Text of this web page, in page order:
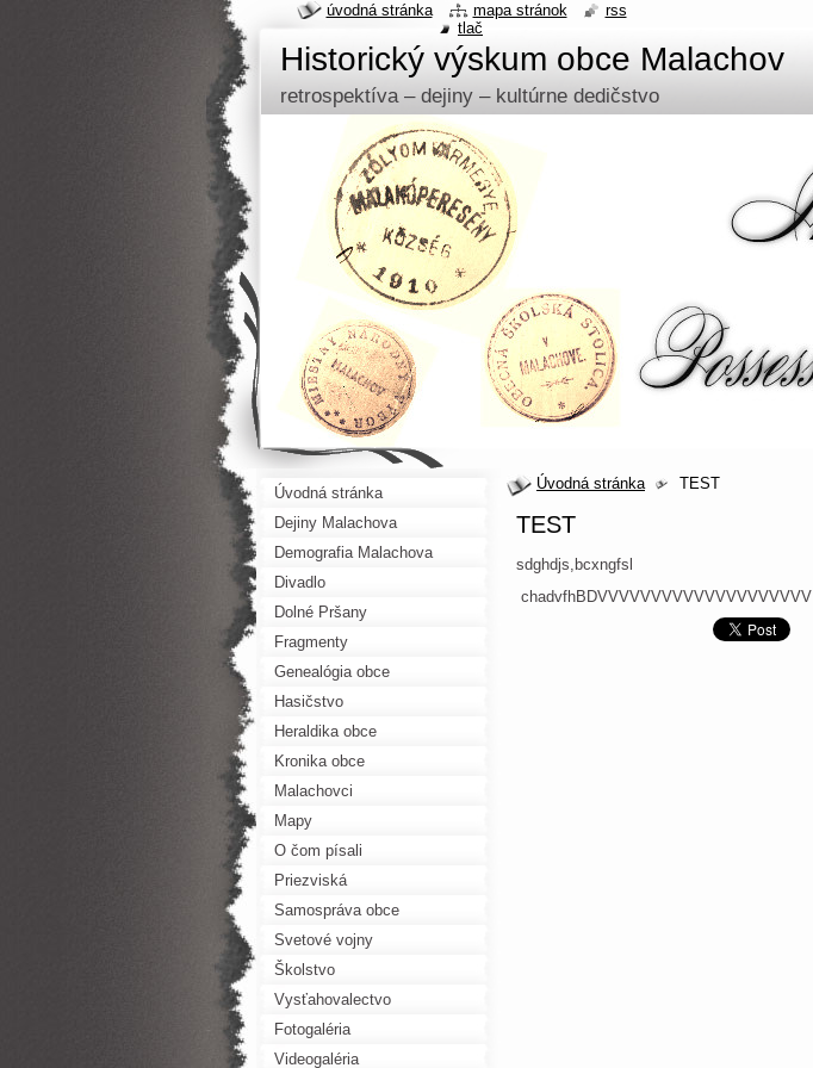
Historický výskum obce Malachov
retrospektíva – dejiny – kultúrne dedičstvo
Úvodná stránka TEST
TEST
sdghdjs,bcxngfsl
chadvfhBDVVVVVVVVVVVVVVVVVVVV
Úvodná stránka
Dejiny Malachova
Demografia Malachova
Divadlo
Dolné Pršany
Fragmenty
Genealógia obce
Hasičstvo
Heraldika obce
Kronika obce
Malachovci
Mapy
O čom písali
Priezviská
Samospráva obce
Svetové vojny
Školstvo
Vysťahovalectvo
Fotogaléria
Videogaléria
úvodná stránka mapa stránok
rss
tlač